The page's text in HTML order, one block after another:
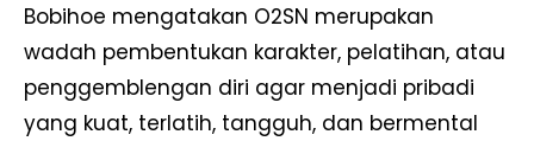
Bobihoe mengatakan O2SN merupakan
wadah pembentukan karakter, pelatihan, atau
penggemblengan diri agar menjadi pribadi
yang kuat, terlatih, tangguh, dan bermental